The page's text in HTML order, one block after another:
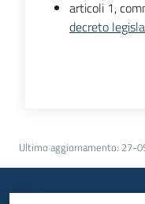
articoli 1,
decreto
Ultimo aggiornamento: 27-